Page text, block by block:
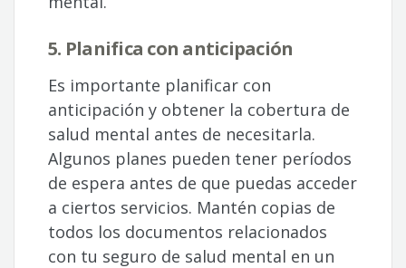
5. Planifica con anticipación
Es importante planificar con
anticipación y obtener la cobertura de
salud mental antes de necesitarla.
Algunos planes pueden tener períodos
de espera antes de que puedas acceder
a ciertos servicios. Mantén copias de
todos los documentos relacionados
con tu seguro de salud mental en un